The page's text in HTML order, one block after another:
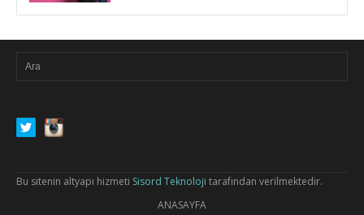
Bu sitenin altyapı hizmeti Sisord Teknoloji tarafından verilmektedir.
ANASAYFA